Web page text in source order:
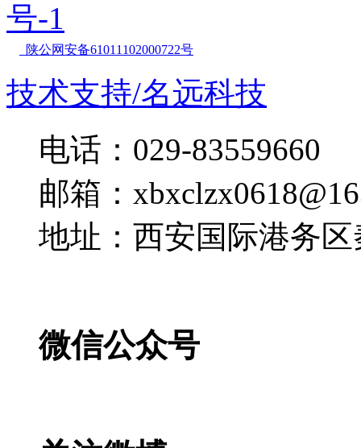
号-1
陕公网安备61011102000722号
技术支持/名远科技
电话：029-83559660
邮箱：
地址：西安国际港务
微信公众号